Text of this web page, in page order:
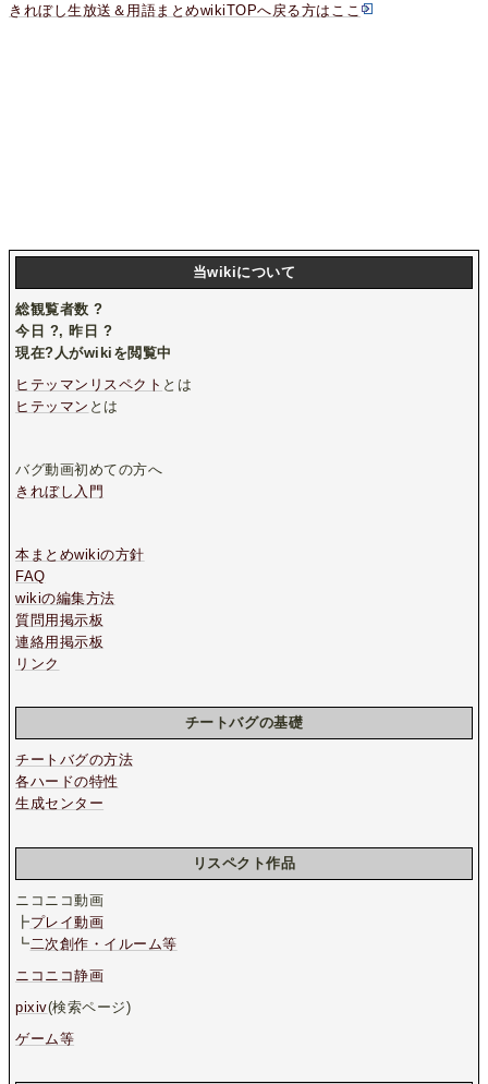
きれぼし生放送＆用語まとめwikiTOPへ戻る方はここ
当wikiについて
総観覧者数?
今日 ?, 昨日 ?
現在? 人がwikiを閲覧中
ヒテッマンリスペクト とは
ヒテッマン とは
バグ動画初めての方へ
きれぼし入門
本まとめwikiの方針
FAQ
wikiの編集方法
質問用掲示板
連絡用掲示板
リンク
チートバグの基礎
チートバグの方法
各ハードの特性
生成センター
リスペクト作品
ニコニコ動画
┣プレイ動画
┗ 二次創作・イルーム等
ニコニコ静画
pixiv(検索ページ)
ゲーム等